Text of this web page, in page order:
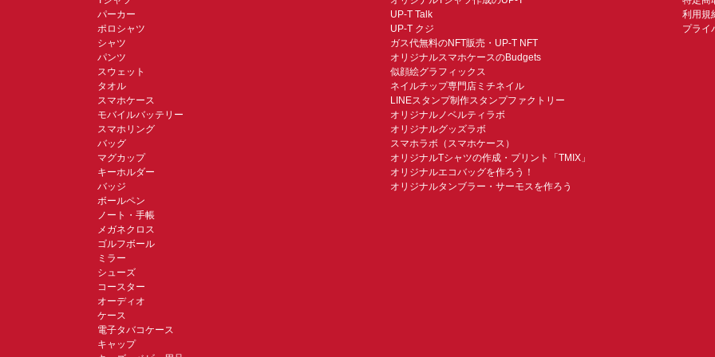
パーカー
ポロシャツ
シャツ
パンツ
スウェット
タオル
スマホケース
モバイルバッテリー
スマホリング
バッグ
マグカップ
キーホルダー
バッジ
ボールペン
ノート・手帳
メガネクロス
ゴルフボール
ミラー
シューズ
コースター
オーディオ
ケース
電子タバコケース
キャップ
UP-T Talk
UP-T クジ
ガス代無料のNFT販売・UP-T NFT
オリジナルスマホケースのBudgets
似顔絵グラフィックス
ネイルチップ専門店ミチネイル
LINEスタンプ制作スタンプファクトリー
オリジナルノベルティラボ
オリジナルグッズラボ
スマホラボ（スマホケース）
オリジナルTシャツの作成・プリント「TMIX」
オリジナルエコバッグを作ろう！
オリジナルタンブラー・サーモスを作ろう
利用規
プライ